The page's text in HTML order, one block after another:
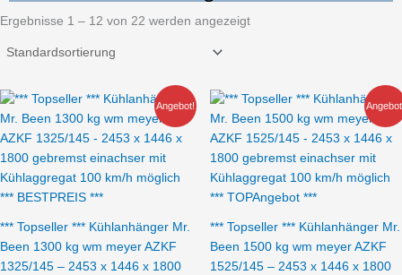
Ergebnisse 1 – 12 von 22 werden angezeigt
Angebot!
*** Topseller *** Kühlanhänger Mr.
Been 1300 kg wm meyer AZKF
1325/145 – 2453 x 1446 x 1800
Ursprünglicher
war:
9.560,35 €
Aktueller
ist:
7.899,00 €.
*** Topseller *** Kühlanhänger Mr.
Been 1500 kg wm meyer AZKF
1525/145 – 2453 x 1446 x 1800
Ursprünglicher
war:
9.850,00 €
Aktueller
ist:
8.299,00 €.